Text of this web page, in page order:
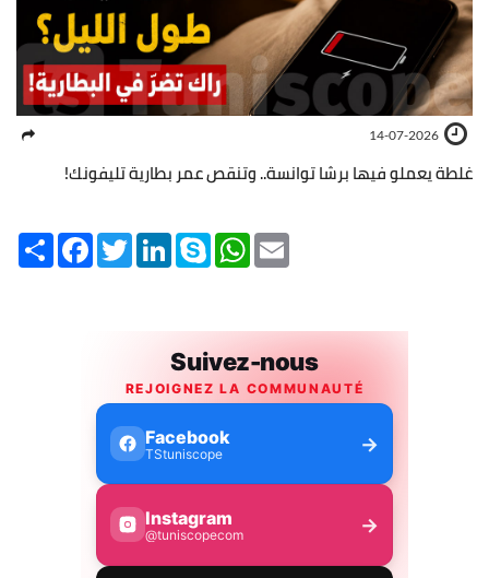
14-07-2026
غلطة يعملو فيها برشا توانسة.. وتنقص عمر بطارية تليفونك!
Share FacebookTwitterLinkedInSkype WhatsApp